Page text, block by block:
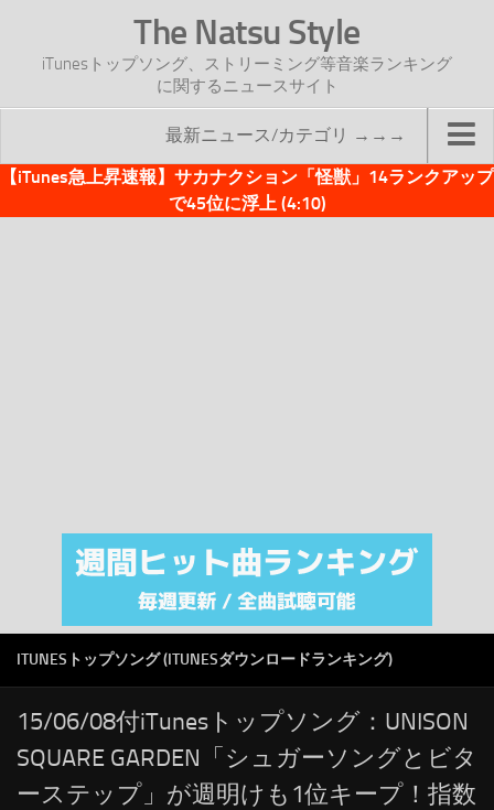
The Natsu Style
iTunesトップソング、ストリーミング等音楽ランキング
に関するニュースサイト
最新ニュース/カテゴリ →→→
TOP
注目カテゴリ
オリジナルiTunes週間トップソング
RSS
LINKS
【iTunes急上昇速報】サカナクション「怪獣」14ランクアップ
で45位に浮上 (4:10)
ITUNESトップソング (ITUNESダウンロードランキング)
15/06/08付iTunesトップソング：UNISON
SQUARE GARDEN「シュガーソングとビタ
ーステップ」が週明けも1位キープ！指数